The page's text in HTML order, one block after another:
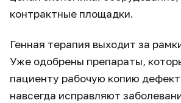
контрактные площадки.
Генная терапия выходит за
Уже одобрены препараты,
пациенту рабочую копию
навсегда исправляют